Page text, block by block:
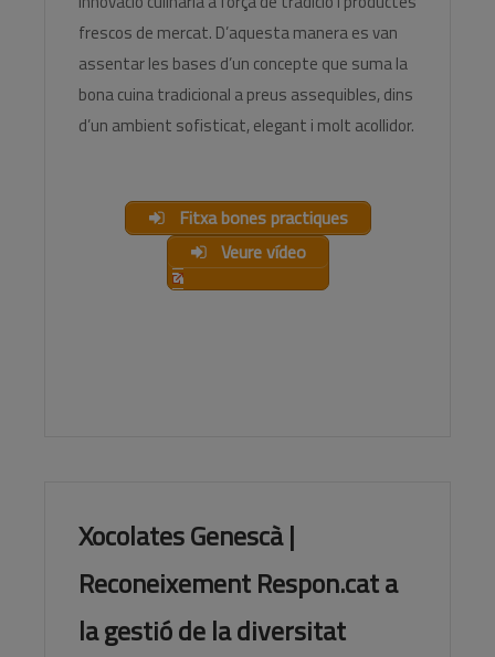
frescos de mercat. D’aquesta manera es van
assentar les bases d’un concepte que suma la
bona cuina tradicional a preus assequibles, dins
d’un ambient sofisticat, elegant i molt acollidor.
Fitxa bones practiques
Veure vídeo
Xocolates Genescà |
Reconeixement Respon.cat a
la gestió de la diversitat